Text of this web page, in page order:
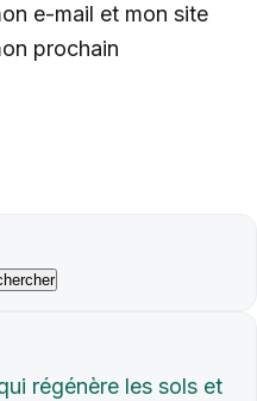
e-mail et mon site
prochain
régénère les sols et